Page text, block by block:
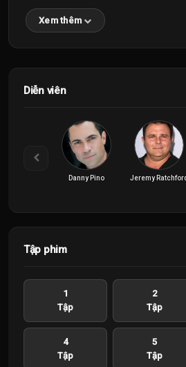
Xem thêm
Diễn viên
Danny Pino Jeremy Ratchford
Tập phim
1
Tập
2
Tập
4
Tập
5
Tập